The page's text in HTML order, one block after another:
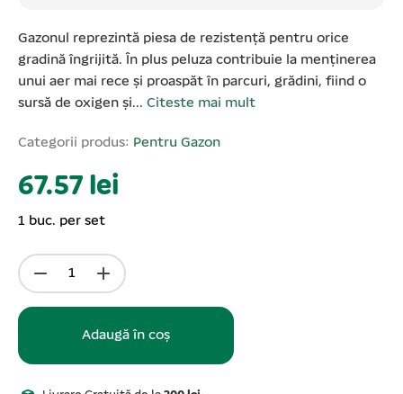
Gazonul reprezintă piesa de rezistență pentru orice
gradină îngrijită. În plus peluza contribuie la menținerea
unui aer mai rece și proaspăt în parcuri, grădini, fiind o
sursă de oxigen și... Citeste mai mult
Categorii produs: Pentru Gazon
67.57 lei
1 buc. per set
Adaugă în coș